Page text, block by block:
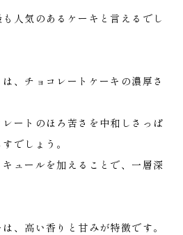
人気のあるケーキと言えるでし
、チョコレートケーキの濃厚さ
ートのほろ苦さを中和しさっぱ
でしょう。
ュールを加えることで、一層深
、高い香りと甘みが特徴です。